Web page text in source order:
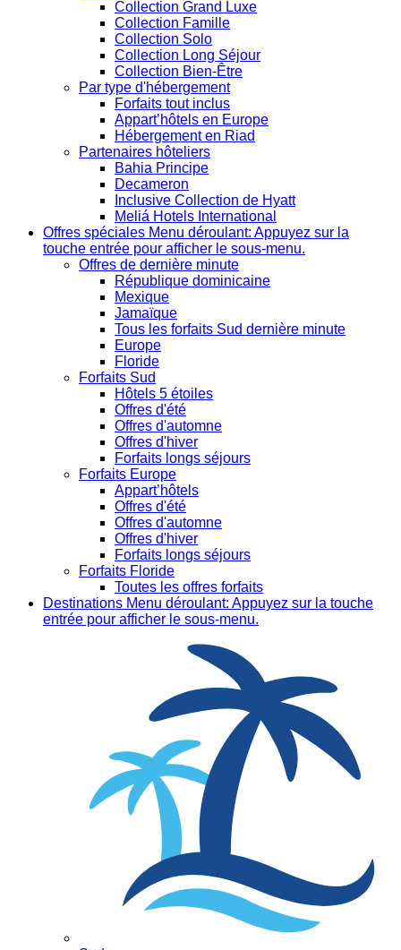
Collection Grand Luxe
Collection Famille
Collection Solo
Collection Long Séjour
Collection Bien-Être
Par type d'hébergement
Forfaits tout inclus
Appart’hôtels en Europe
Hébergement en Riad
Partenaires hôteliers
Bahia Principe
Decameron
Inclusive Collection de Hyatt
Meliá Hotels International
Offres spéciales Menu déroulant: Appuyez sur la
touche entrée pour afficher le sous-menu.
Offres de dernière minute
République dominicaine
Mexique
Jamaïque
Tous les forfaits Sud dernière minute
Europe
Floride
Forfaits Sud
Hôtels 5 étoiles
Offres d'été
Offres d'automne
Offres d'hiver
Forfaits longs séjours
Forfaits Europe
Appart’hôtels
Offres d'été
Offres d'automne
Offres d'hiver
Forfaits longs séjours
Forfaits Floride
Toutes les offres forfaits
Destinations Menu déroulant: Appuyez sur la touche
entrée pour afficher le sous-menu.